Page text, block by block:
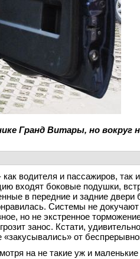
Гранд Витары, но вокруг
водителя и пассажиров, так
входят боковые подушки,
в передние и задние двери
Системы не
но не экстренное
занос. Кстати,
от
на не такие уж и